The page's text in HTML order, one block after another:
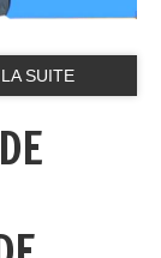
SUITE